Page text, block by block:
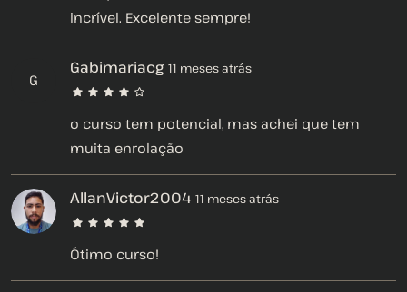
incrível. Excelente sempre!
G
Gabimariacg 11 meses atrás
o curso tem potencial, mas achei que tem
muita enrolação
AllanVictor2004 11 meses atrás
Ótimo curso!